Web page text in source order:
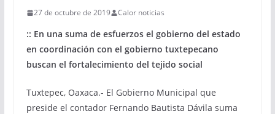
27 de octubre de 2019 Calor noticias
:: En una suma de esfuerzos el gobierno del estado
en coordinación con el gobierno tuxtepecano
buscan el fortalecimiento del tejido social
Tuxtepec, Oaxaca.- El Gobierno Municipal que
preside el contador Fernando Bautista Dávila suma